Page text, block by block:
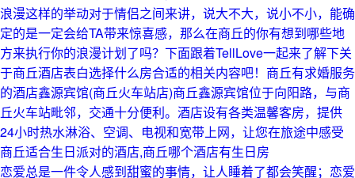
浪漫这样的举动对于情侣之间来讲，说大不大，说小不小，能确
定的是一定会给TA带来惊喜感，那么在商丘的你有想到哪些地
方来执行你的浪漫计划了吗？下面跟着TellLove一起来了解下关
于商丘酒店表白选择什么房合适的相关内容吧！商丘有求婚服务
的酒店鑫源宾馆(商丘火车站店)商丘鑫源宾馆位于向阳路，与商
丘火车站毗邻，交通十分便利。酒店设有各类温馨客房，提供
24小时热水淋浴、空调、电视和宽带上网，让您在旅途中感受
商丘适合生日派对的酒店,商丘哪个酒店有生日房
恋爱总是一件令人感到甜蜜的事情，让人睡着了都会笑醒；恋爱